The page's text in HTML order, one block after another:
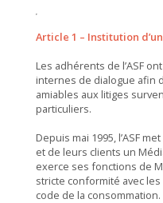
Article 1 – Institution
Les adhérents de l’ASF
internes de dialogue afin
amiables aux litiges
particuliers.
Depuis mai 1995, l’ASF
et de leurs clients un
exerce ses fonctions de
stricte conformité avec
code de la consommation.